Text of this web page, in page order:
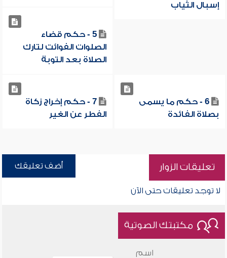
إسبال الثياب
5 - حكم قضاء
الصلوات الفوائت لتارك
الصلاة بعد التوبة
6 - حكم ما يسمى
بصلاة الفائدة
7 - حكم إخراج زكاة
الفطر عن الغير
تعليقات الزوار أضف تعليقك
لا توجد تعليقات حتى الآن
مكتبتك الصوتية
اسم